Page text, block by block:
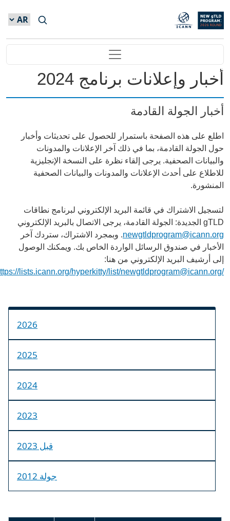
Skip to main
Main navigation
أخبار وإعلانات برنامج 2024
أخبار الجولة القادمة
اطلع على هذه الصفحة باستمرار للحصول على تحديثات وأخبار
حول الجولة القادمة، بما في ذلك آخر الإعلانات والمدونات
والبيانات الصحفية. يرجى إلقاء نظرة على النسخة الإنجليزية
للاطلاع على أحدث الإعلانات والمدونات والبيانات الصحفية
المنشورة.
لتسجيل الاشتراك في قائمة البريد الإلكتروني لبرنامج نطاقات
gTLD الجديدة: الجولة القادمة، يرجى الاتصال بالبريد الإلكتروني
newgtldprogram@icann.org. وبمجرد الاشتراك، ستردك آخر
الأخبار في صندوق الرسائل الواردة الخاص بك. ويمكنك الوصول
إلى أرشيف البريد الإلكتروني من هنا:
2026
2025
2024
2023
قبل 2023
جولة 2012